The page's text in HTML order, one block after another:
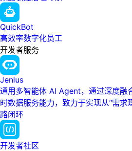
QuickBot
高效率数字化员工
开发者服务
Jenius
通用多智能体 AI Agent，通过深度融
时数据服务能力，致力于实现从“需求
路闭环
开发者社区